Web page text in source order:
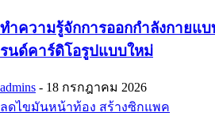
ทำความรู้จักการออกกำลังกายแบบ
รนด์คาร์ดิโอรูปแบบใหม่
admins - 18 กรกฎาคม 2026
ลดไขมันหน้าท้อง สร้างซิกแพค